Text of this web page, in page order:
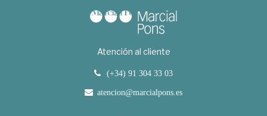
Atención al cliente
(+34) 91 304 33 03
atencion@marcialpons.es